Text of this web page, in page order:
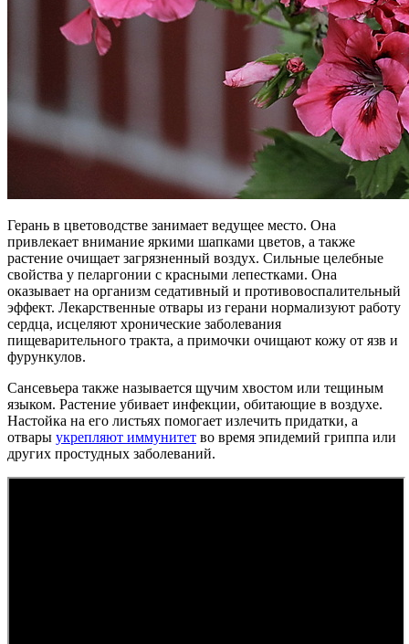
Герань в цветоводстве занимает ведущее место. Она
привлекает внимание яркими шапками цветов, а также
растение очищает загрязненный воздух. Сильные целебные
свойства у пеларгонии с красными лепестками. Она
оказывает на организм седативный и противовоспалительный
эффект. Лекарственные отвары из герани нормализуют работу
сердца, исцеляют хронические заболевания
пищеварительного тракта, а примочки очищают кожу от язв и
фурункулов.
Сансевьера также называется щучим хвостом или тещиным
языком. Растение убивает инфекции, обитающие в воздухе.
Настойка на его листьях помогает излечить придатки, а
отвары укрепляют иммунитет во время эпидемий гриппа или
других простудных заболеваний.